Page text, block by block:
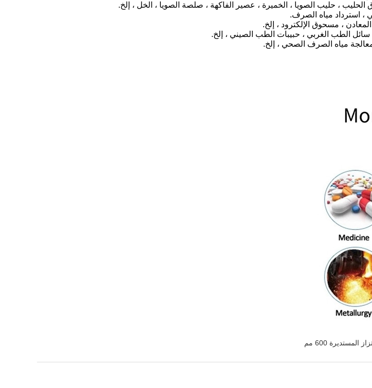
الحليب ، حليب الصويا ، الخميرة ، عصير الفاكهة ، صلصة الصويا ، الخل ، إلخ.
، استرداد مياه الصرف.
، مسحوق الإلكترود ، إلخ.
الطب الغربي ، حبيبات الطب الصيني ، إلخ.
معالجة مياه الصرف الصحي ، إلخ.
المستديرة 600 مم